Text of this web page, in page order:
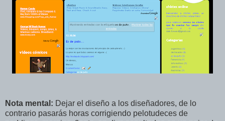
Nota mental: Dejar el diseño a los diseñadores, de lo
contrario pasarás horas corrigiendo pelotudeces de